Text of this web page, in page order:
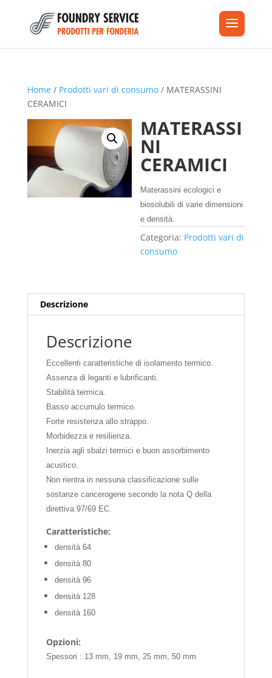
Home/ Prodotti vari di consumo/ MATERASSINI
CERAMICI
MATERASSI
NI
CERAMICI
Materassini ecologici e
biosolubili di varie dimensioni
e densità.
Categoria: Prodotti vari di
consumo
Descrizione
Descrizione
Eccellenti caratteristiche di isolamento termico.
Assenza di leganti e lubrificanti.
Stabilità termica.
Basso accumulo termico.
Forte resistenza allo strappo.
Morbidezza e resilienza.
Inerzia agli sbalzi termici e buon assorbimento
acustico.
Non rientra in nessuna classificazione sulle
sostanze cancerogene secondo la nota Q della
direttiva 97/69 EC.
Caratteristiche:
densità 64
densità 80
densità 96
densità 128
densità 160
Opzioni:
Spessori : 13 mm, 19 mm, 25 mm, 50 mm